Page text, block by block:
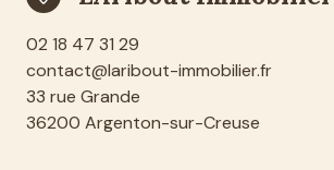
02 18 47 31 29
contact@laribout-immobilier.fr
33 rue Grande
36200 Argenton-sur-Creuse